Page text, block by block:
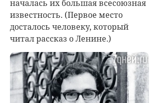
началась их большая всесоюзная
известность. (Первое место
досталось человеку, который
читал рассказ о Ленине.)